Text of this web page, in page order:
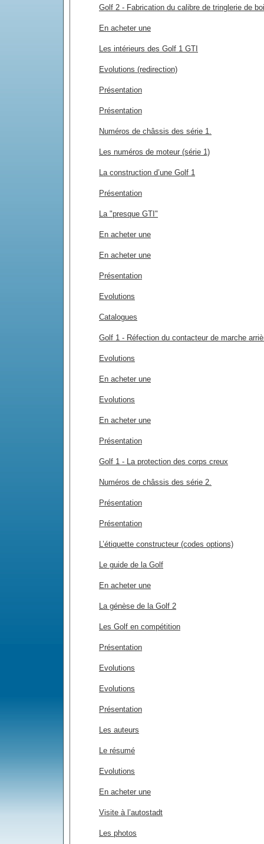
Golf 2 - Fabrication du calibre de tringlerie de
En acheter une
Les intérieurs des Golf 1 GTI
Evolutions (redirection)
Présentation
Présentation
Numéros de châssis des série 1.
Les numéros de moteur (série 1)
La construction d’une Golf 1
Présentation
La "presque GTI"
En acheter une
En acheter une
Présentation
Evolutions
Catalogues
Golf 1 - Réfection du contacteur de marche
Evolutions
En acheter une
Evolutions
En acheter une
Présentation
Golf 1 - La protection des corps creux
Numéros de châssis des série 2.
Présentation
Présentation
L’étiquette constructeur (codes options)
Le guide de la Golf
En acheter une
La génèse de la Golf 2
Les Golf en compétition
Présentation
Evolutions
Evolutions
Présentation
Les auteurs
Le résumé
Evolutions
En acheter une
Visite à l’autostadt
Les photos